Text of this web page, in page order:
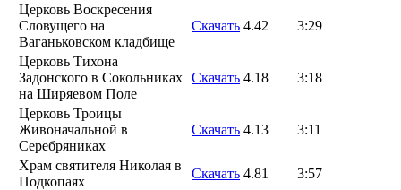
Церковь Воскресения
Словущего на
Ваганьковском кладбище
Скачать 4.42 3:29
Церковь Тихона
Задонского в Сокольниках
на Ширяевом Поле
Скачать 4.18 3:18
Церковь Троицы
Живоначальной в
Серебряниках
Скачать 4.13 3:11
Храм святителя Николая в
Подкопаях
Скачать 4.81
3:57